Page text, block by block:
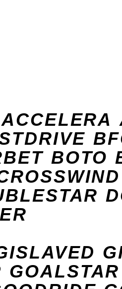
ACCELERA
BOTO
GOALSTAR